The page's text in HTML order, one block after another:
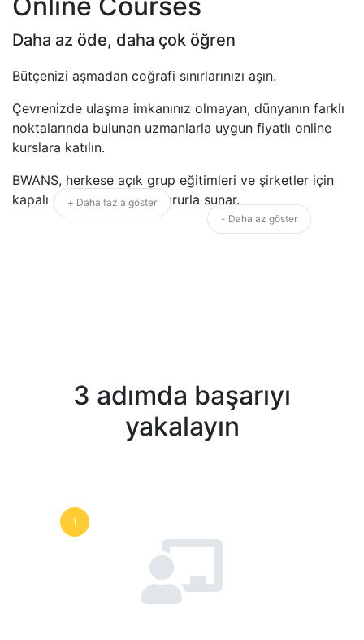
Daha az öde, daha çok öğren
Bütçenizi aşmadan coğrafi sınırlarınızı aşın.
Çevrenizde ulaşma imkanınız olmayan, dünyanın farklı
noktalarında bulunan uzmanlarla uygun fiyatlı online
kurslara katılın.
BWANS, herkese açık grup eğitimleri ve şirketler için
kapalı grup eğitimlerini gururla sunar.
+ Daha fazla göster
- Daha az göster
3 adımda başarıyı
yakalayın
1